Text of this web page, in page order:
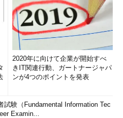
2020年に向けて企業が開始すべ
きIT関連行動、ガートナージャパ
ンが4つのポイントを発表
試験（Fundamental Information Tec
Examin...